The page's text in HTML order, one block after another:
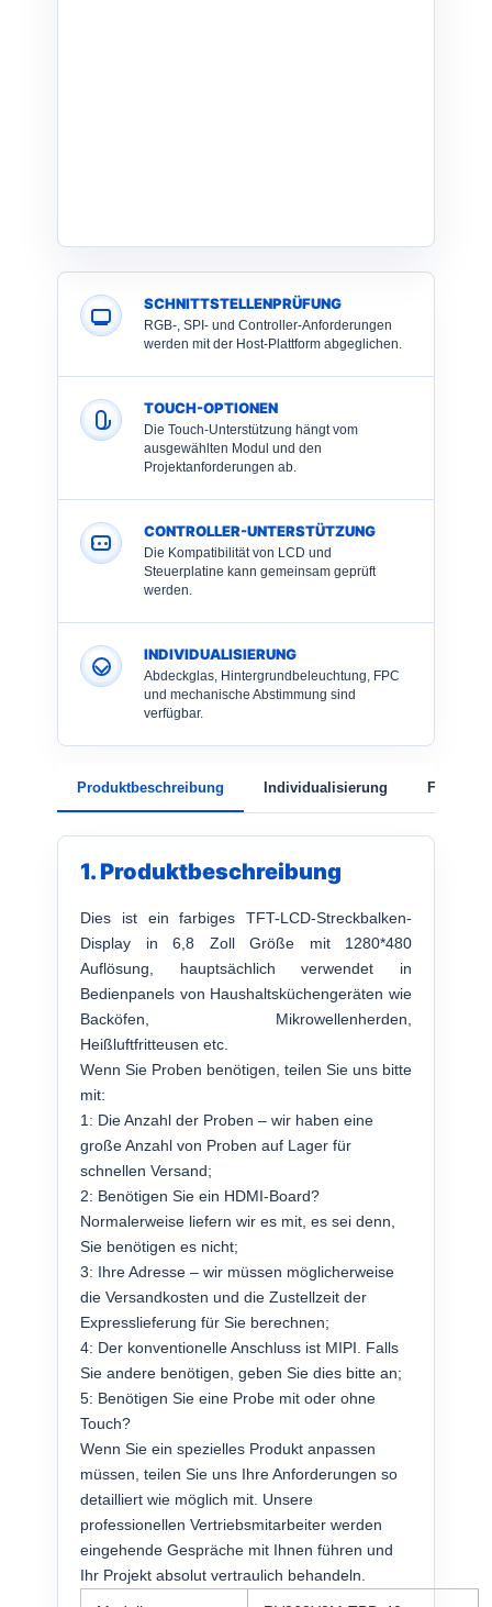
SCHNITTSTELLENPRÜFUNG
RGB-, SPI- und Controller-Anforderungen
werden mit der Host-Plattform abgeglichen.
TOUCH-OPTIONEN
Die Touch-Unterstützung hängt vom
ausgewählten Modul und den
Projektanforderungen ab.
CONTROLLER-UNTERSTÜTZUNG
Die Kompatibilität von LCD und
Steuerplatine kann gemeinsam geprüft
werden.
INDIVIDUALISIERUNG
Abdeckglas, Hintergrundbeleuchtung, FPC
und mechanische Abstimmung sind
verfügbar.
Produktbeschreibung Individualisierung FAQ
1. Produktbeschreibung
Dies ist ein farbiges TFT-LCD-Streckbalken-
Display in 6,8 Zoll Größe mit 1280*480
Auflösung, hauptsächlich verwendet in
Bedienpanels von Haushaltsküchengeräten wie
Backöfen, Mikrowellenherden,
Heißluftfritteusen etc.
Wenn Sie Proben benötigen, teilen Sie uns bitte
mit:
1: Die Anzahl der Proben – wir haben eine
große Anzahl von Proben auf Lager für
schnellen Versand;
2: Benötigen Sie ein HDMI-Board?
Normalerweise liefern wir es mit, es sei denn,
Sie benötigen es nicht;
3: Ihre Adresse – wir müssen möglicherweise
die Versandkosten und die Zustellzeit der
Expresslieferung für Sie berechnen;
4: Der konventionelle Anschluss ist MIPI. Falls
Sie andere benötigen, geben Sie dies bitte an;
5: Benötigen Sie eine Probe mit oder ohne
Touch?
Wenn Sie ein spezielles Produkt anpassen
müssen, teilen Sie uns Ihre Anforderungen so
detailliert wie möglich mit. Unsere
professionellen Vertriebsmitarbeiter werden
eingehende Gespräche mit Ihnen führen und
Ihr Projekt absolut vertraulich behandeln.